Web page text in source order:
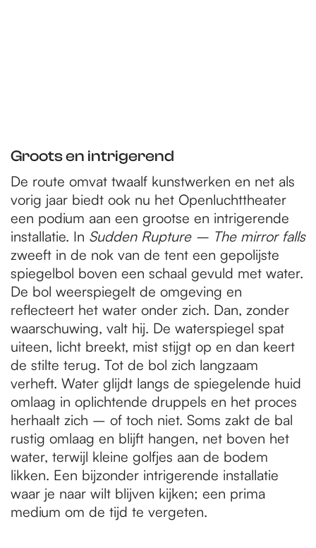
Groots en intrigerend
De route omvat twaalf kunstwerken en net als
vorig jaar biedt ook nu het Openluchttheater
een podium aan een grootse en intrigerende
installatie. In Sudden Rupture – The mirror falls
zweeft in de nok van de tent een gepolijste
spiegelbol boven een schaal gevuld met water.
De bol weerspiegelt de omgeving en
reflecteert het water onder zich. Dan, zonder
waarschuwing, valt hij. De waterspiegel spat
uiteen, licht breekt, mist stijgt op en dan keert
de stilte terug. Tot de bol zich langzaam
verheft. Water glijdt langs de spiegelende huid
omlaag in oplichtende druppels en het proces
herhaalt zich – of toch niet. Soms zakt de bal
rustig omlaag en blijft hangen, net boven het
water, terwijl kleine golfjes aan de bodem
likken. Een bijzonder intrigerende installatie
waar je naar wilt blijven kijken; een prima
medium om de tijd te vergeten.